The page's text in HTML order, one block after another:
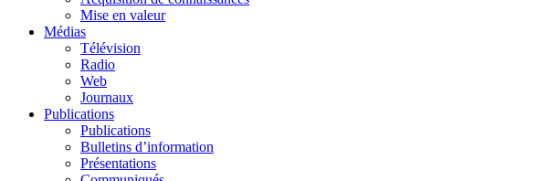
Mise en valeur
Médias
Télévision
Radio
Web
Journaux
Publications
Publications
Bulletins d’information
Présentations